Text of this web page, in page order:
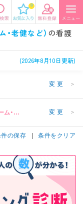
0
老健など） の看護
(2026年8月10日更新)
ど
ど
社員など
変更 ＞
ム・老
変更 ＞
の保存 条件をクリア